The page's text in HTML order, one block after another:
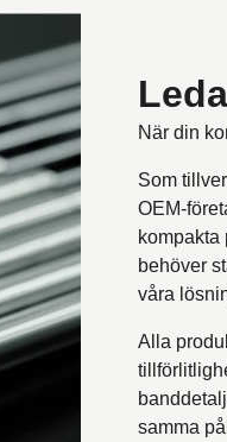
När din
Som
OEM-
kompakta
behöver
våra
Alla
samma